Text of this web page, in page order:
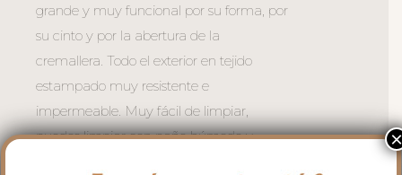
grande y muy funcional por su forma, por
su cinto y por la abertura de la
cremallera. Todo el exterior en tejido
estampado muy resistente e
impermeable. Muy fácil de limpiar,
puedes limpiar con paño húmedo y
×